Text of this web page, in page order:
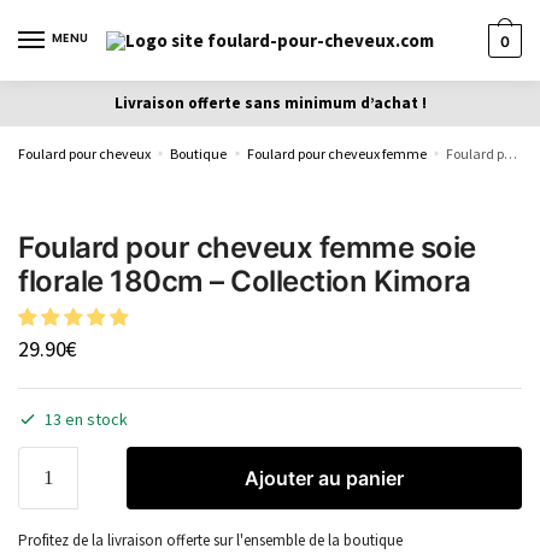
MENU 0
Livraison offerte sans minimum d’achat !
Foulard pour cheveux » Boutique » Foulard pour cheveux femme » Foulard pour cheveux femme soie florale 180cm – Collection Kimora
Foulard pour cheveux femme soie
florale 180cm – Collection Kimora
29.90€
13 en stock
Ajouter au panier
Profitez de la livraison offerte sur l'ensemble de la boutique